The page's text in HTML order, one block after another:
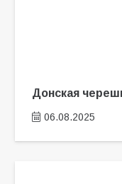
Донская
06.08.2025